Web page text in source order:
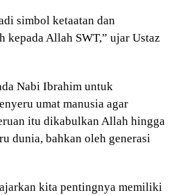
simbol ketaatan dan
kepada Allah SWT,” ujar Ustaz
Nabi Ibrahim untuk
umat manusia agar
itu dikabulkan Allah hingga
dunia, bahkan oleh generasi
kita pentingnya memiliki